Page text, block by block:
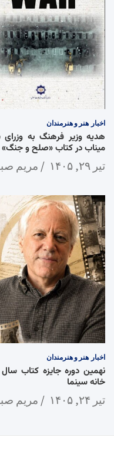
اخبار هنر و هنرمندان
هدیه وزیر فرهنگ به
میناب در کتاب «صلح و جنگ»
تیر ۲۹, ۱۴۰۵ مریم
اخبار هنر و هنرمندان
نهمین دوره جایزه کتاب
خانه سینما
تیر ۲۴, ۱۴۰۵ مریم